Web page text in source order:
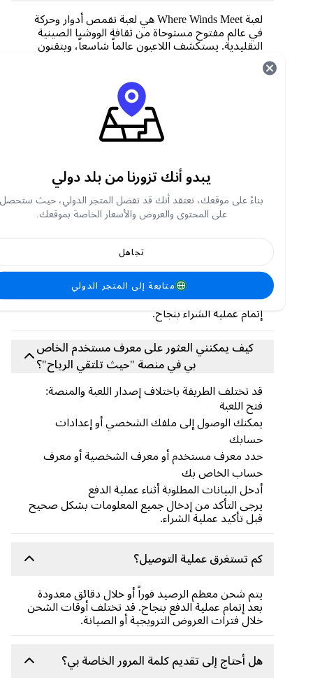
لعبة Where Winds Meet هي لعبة تقمص أدوار وحركة
في عالم مفتوح مستوحاة من ثقافة الووشيا الصينية
التقليدية. يستكشف اللاعبون عالماً شاسعاً، ويتقنون
فنون القتال، ويكملون المهام، ويكشفون الألغاز،
ويعيشون قصة غامرة تدور أحداثها خلال فترة الممالك
كيف يمكنني شحن رصيد متجر "Where Winds
بحث عن ملتقى الرياح
أدخل معلومات الحساب المطلوبة (مثل معرف
مستخدم ، أو معرف الشخصية، أو تفاصيل الخادم
اختار الباقة التي تفضلها
اختر طريقة الدفع
إتمام عملية الدفع
سيتم إيداع مشترياتك في حسابك داخل اللعبة بعد
إتمام عملية الشراء بنجاح.
كيف يمكنني العثور على معرف مستخدم الخاص
بي في منصة "حيث تلتقي الرياح"؟
قد تختلف الطريقة باختلاف إصدار اللعبة والمنصة:
فتح اللعبة
يمكنك الوصول إلى ملفك الشخصي أو إعدادات
حسابك
حدد معرف مستخدم أو معرف الشخصية أو معرف
حساب الخاص بك
أدخل البيانات المطلوبة أثناء عملية الدفع
يرجى التأكد من إدخال جميع المعلومات بشكل صحيح
قبل تأكيد عملية الشراء.
كم تستغرق عملية التوصيل؟
يتم شحن معظم الرصيد فوراً أو خلال دقائق معدودة
بعد إتمام عملية الدفع بنجاح. قد تختلف أوقات الشحن
خلال فترات العروض الترويجية أو الصيانة.
هل أحتاج إلى تقديم كلمة المرور الخاصة بي؟
يبدو أنك تزورنا من بلد دولي
بناءً على موقعك، نعتقد أنك قد تفضل المتجر الدولي، حيث ستحصل
على المحتوى والعروض والأسعار الخاصة بموقعك.
متابعة إلى المتجر الدولي